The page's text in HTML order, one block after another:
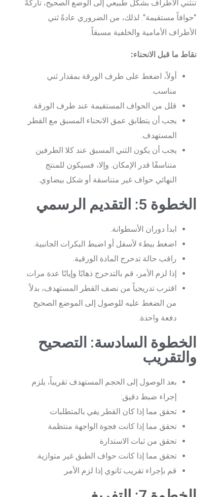
تنثني الأطراف بشكل طبيعي إلى الوضع الصحيح، تاركةً
"حوافاً مستقيمة". لذلك، من الضروري عادةً ثني
الأطراف الأمامية والخلفية مسبقاً.
نقاط ما قبل الانحناء:
أولاً، اضغط على طرف الورقة بمقدار ثني
مناسب.
قلل من الحواف المستقيمة عند طرف الورقة.
يجب أن يتطابق عمق الانحناء المسبق مع القطر
المستهدف.
يجب أن يكون الثني المسبق عند كلا الطرفين
متناسقًا قدر الإمكان. وإلا، فسيكون للمنتج
النهائي حواف غير متناسقة أو شكل بيضاوي.
الخطوة 5: التقديم الرسمي
ابدأ دوران الأسطوانة.
اضغط ببطء لأسفل أو اضبط البكرات الجانبية.
راقب حالة تدحرج المادة الورقية.
إذا لزم الأمر، قم بالتدحرج ذهابًا وإيابًا عدة مرات.
اقترب تدريجياً من نصف القطر المستهدف، بدلاً
من الضغط عليه للوصول إلى الموضع الصحيح
دفعة واحدة.
الخطوة السادسة: التصحيح
والتقريب
بعد الوصول إلى الحجم المستهدف تقريباً، يلزم
إجراء ضبط دقيق:
تحقق مما إذا كان القطر يفي بالمتطلبات
تحقق مما إذا كانت فجوة الواجهة منتظمة
تحقق من ثبات الاستدارة
تحقق مما إذا كانت حواف الطبق غير متوازية.
قم بإجراء تقريب ثانوي إذا لزم الأمر